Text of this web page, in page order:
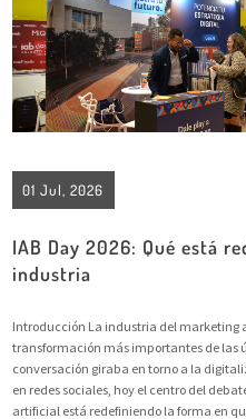
01 Jul, 2026
IAB Day 2026: Qué está
industria
Introducción La industria del marketing
transformación más importantes de las
conversación giraba en torno a la
en redes sociales, hoy el centro del
artificial está redefiniendo la forma en